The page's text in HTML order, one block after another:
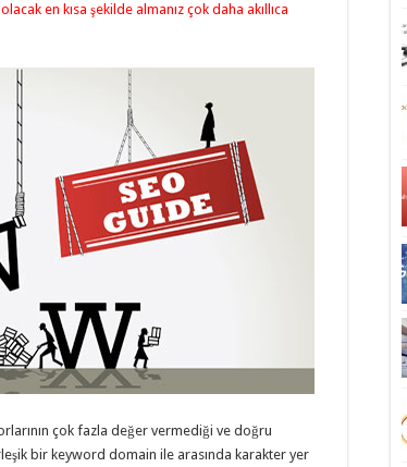
en kısa şekilde almanız çok daha akıllıca
çok fazla değer vermediği ve doğru
bir keyword domain ile arasında karakter yer